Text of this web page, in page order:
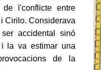
de l'conflicte entre
Cirilo. Considerava
accidental sinó
la va estimar una
de la